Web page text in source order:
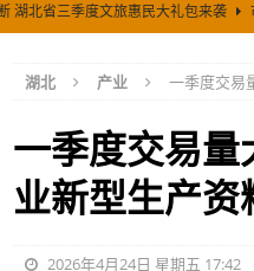
湖北省三季度文旅惠民大礼包来袭
北省秭归县“吃干榨尽”每一颗脐橙
湖北 产业 一季度交易
一季度交易
业新型生产资
2026年4月24日 星期五 17:42